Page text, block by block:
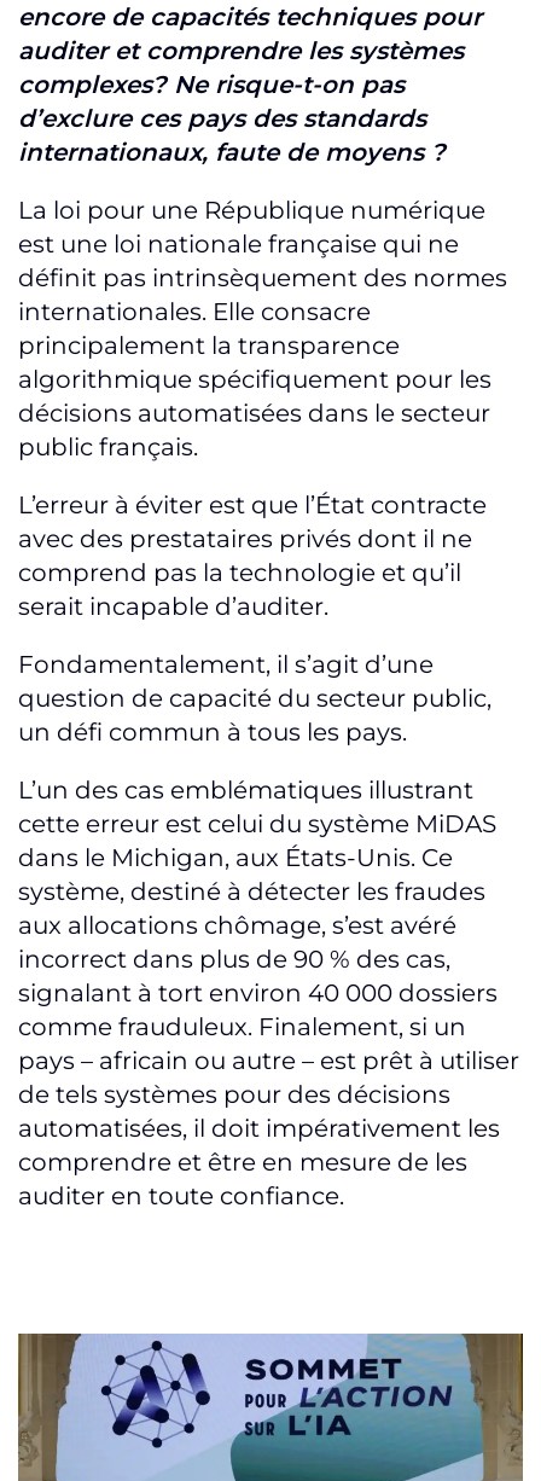
encore de capacités techniques pour
auditer et comprendre les systèmes
complexes? Ne risque-t-on pas
d’exclure ces pays des standards
internationaux, faute de moyens ?
La loi pour une République numérique
est une loi nationale française qui ne
définit pas intrinsèquement des normes
internationales. Elle consacre
principalement la transparence
algorithmique spécifiquement pour les
décisions automatisées dans le secteur
public français.
L’erreur à éviter est que l’État contracte
avec des prestataires privés dont il ne
comprend pas la technologie et qu’il
serait incapable d’auditer.
Fondamentalement, il s’agit d’une
question de capacité du secteur public,
un défi commun à tous les pays.
L’un des cas emblématiques illustrant
cette erreur est celui du système MiDAS
dans le Michigan, aux États-Unis. Ce
système, destiné à détecter les fraudes
aux allocations chômage, s’est avéré
incorrect dans plus de 90 % des cas,
signalant à tort environ 40 000 dossiers
comme frauduleux. Finalement, si un
pays – africain ou autre – est prêt à utiliser
de tels systèmes pour des décisions
automatisées, il doit impérativement les
comprendre et être en mesure de les
auditer en toute confiance.